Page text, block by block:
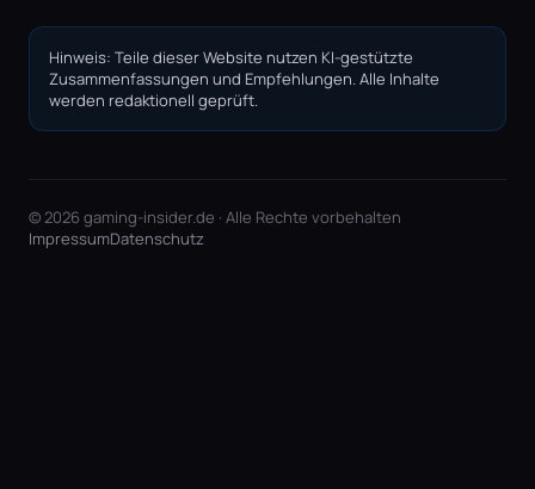
Hinweis: Teile dieser Website nutzen KI-gestützte
Zusammenfassungen und Empfehlungen. Alle Inhalte
werden redaktionell geprüft.
© 2026 gaming-insider.de · Alle Rechte vorbehalten
ImpressumDatenschutz